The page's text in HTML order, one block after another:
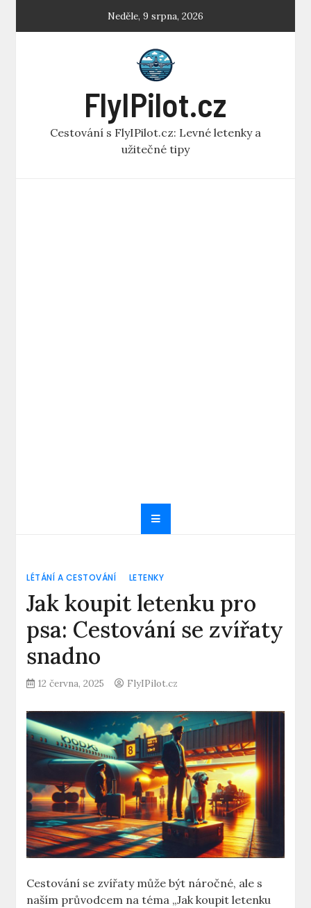
Neděle, 9 srpna, 2026
FlyIPilot.cz
Cestování s FlyIPilot.cz: Levné letenky a
užitečné tipy
LÉTÁNÍ A CESTOVÁNÍ LETENKY
Jak koupit letenku pro
psa: Cestování se zvířaty
snadno
12 června, 2025 FlyIPilot.cz
Cestování se zvířaty může být náročné, ale s
naším průvodcem na téma „Jak koupit letenku